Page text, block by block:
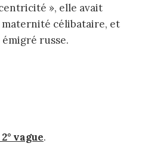
», elle avait
maternité célibataire, et
russe.
vague.